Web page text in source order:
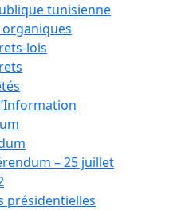
tunisienne
organiques
lois
– 25 juillet
présidentielles